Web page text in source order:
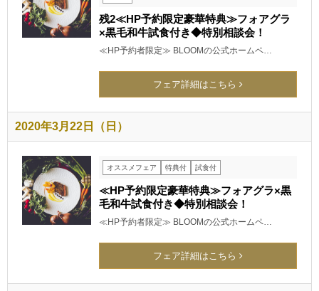
残2≪HP予約限定豪華特典≫フォアグラ
×黒毛和牛試食付き◆特別相談会！
≪HP予約者限定≫ BLOOMの公式ホームペ…
フェア詳細はこちら
2020年3月22日（日）
オススメフェア 特典付 試食付
≪HP予約限定豪華特典≫フォアグラ×黒
毛和牛試食付き◆特別相談会！
≪HP予約者限定≫ BLOOMの公式ホームペ…
フェア詳細はこちら